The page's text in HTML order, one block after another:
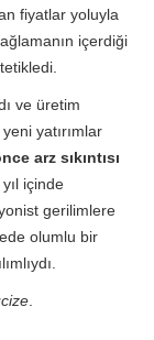
fiyatlar yoluyla
içerdiği
ve üretim
yatırımlar
arz sıkıntısı
içinde
gerilimlere
olumlu bir